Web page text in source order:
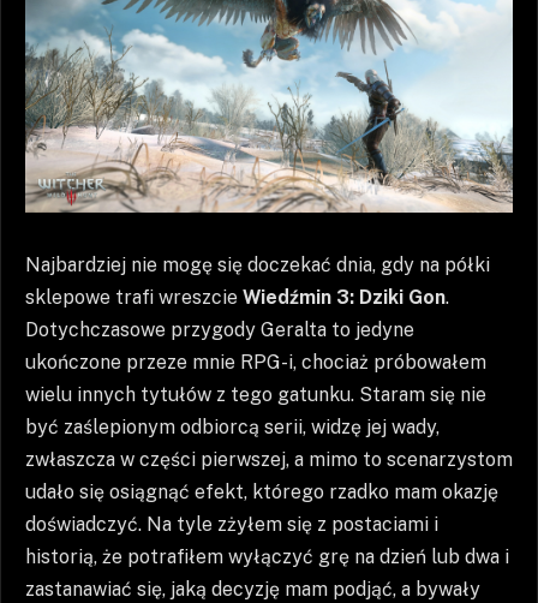
Najbardziej nie mogę się doczekać dnia, gdy na półki
sklepowe trafi wreszcie Wiedźmin 3: Dziki Gon.
Dotychczasowe przygody Geralta to jedyne
ukończone przeze mnie RPG-i, chociaż próbowałem
wielu innych tytułów z tego gatunku. Staram się nie
być zaślepionym odbiorcą serii, widzę jej wady,
zwłaszcza w części pierwszej, a mimo to scenarzystom
udało się osiągnąć efekt, którego rzadko mam okazję
doświadczyć. Na tyle zżyłem się z postaciami i
historią, że potrafiłem wyłączyć grę na dzień lub dwa i
zastanawiać się, jaką decyzję mam podjąć, a bywały